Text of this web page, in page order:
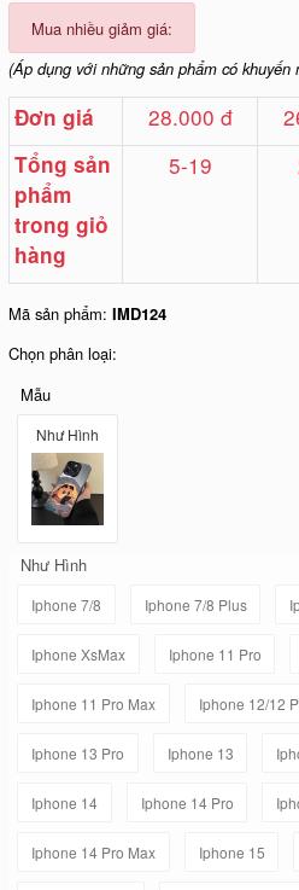
Mua nhiều giảm giá:
(Áp dụng với những sản phẩm có
Đơn giá 28.000 đ
Tổng sản
phẩm
trong giỏ
hàng
5-19
Mã sản phẩm:IMD124
Chọn phân loại:
Mẫu
Như Hình
Như Hình
Iphone 7/8 Iphone 7/8 Plus
Iphone XsMax Iphone 11 Pro
Iphone 11 Pro Max Iphone 12/12
Iphone 13 Pro Iphone 13
Iphone 14 Iphone 14 Pro
Iphone 14 Pro Max Iphone 15